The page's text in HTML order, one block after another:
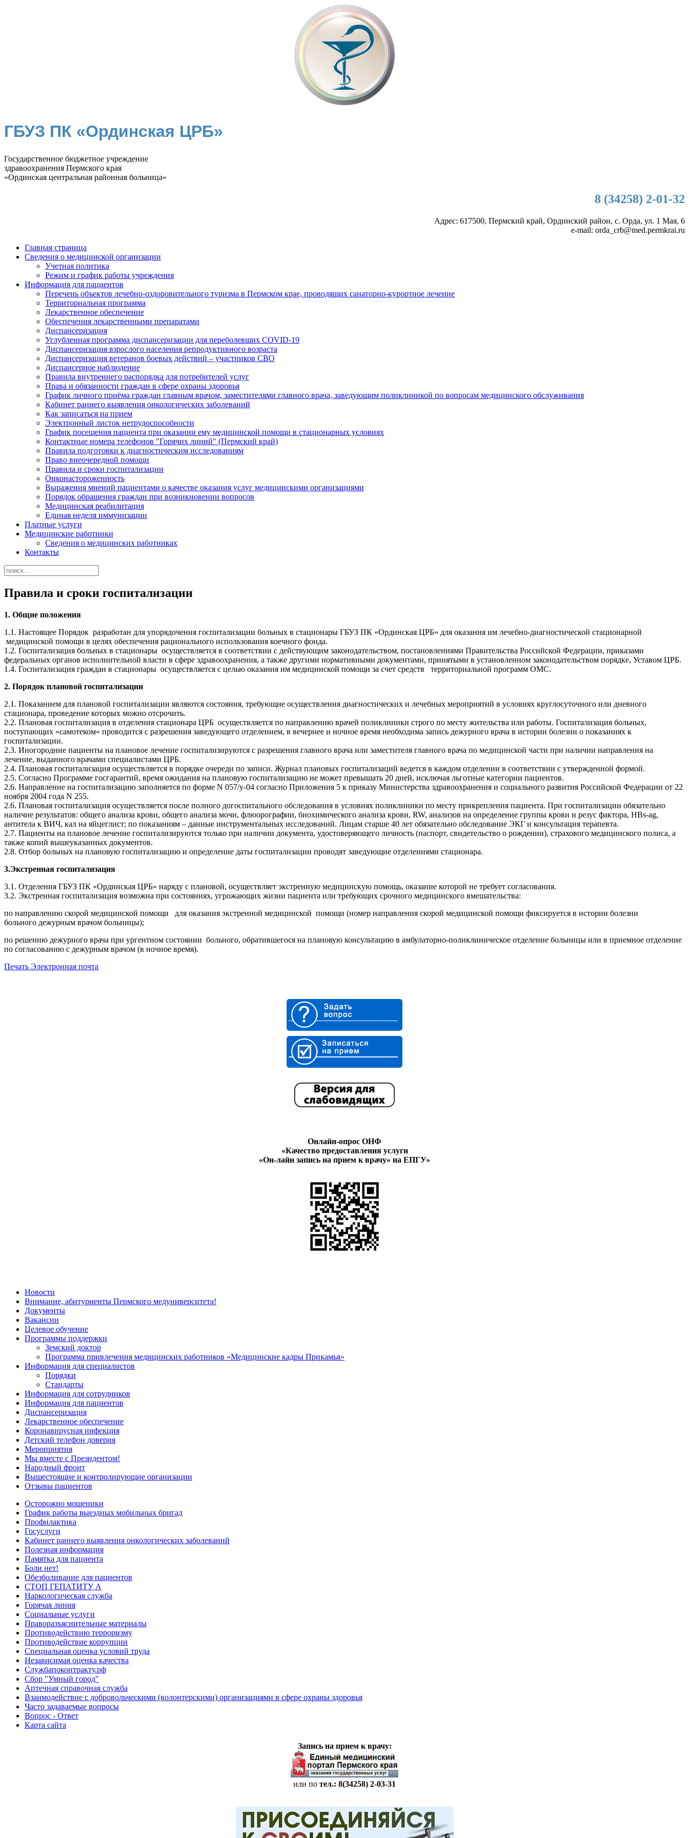
ГБУЗ ПК «Ординская ЦРБ»
Государственное бюджетное учреждение
здравоохранения Пермского края
«Ординская центральная районная больница»
8 (34258) 2-01-32
Адрес: 617500, Пермский край, Ординский район, с. Орда, ул. 1 Мая, 6
e-mail: orda_crb@med.permkrai.ru
Главная страница
Сведения о медицинской организации
Учетная политика
Режим и график работы учреждения
Информация для пациентов
Перечень объектов лечебно-оздоровительного туризма в Пермском крае, проводящих санаторно-курортное лечение
Территориальная программа
Лекарственное обеспечение
Обеспечения лекарственными препаратами
Диспансеризация
Углубленная программа диспансеризации для переболевших COVID-19
Диспансеризация взрослого населения репродуктивного возраста
Диспансеризация ветеранов боевых действий – участников СВО
Диспансерное наблюдение
Правила внутреннего распорядка для потребителей услуг
Права и обязанности граждан в сфере охраны здоровья
График личного приёма граждан главным врачом, заместителями главного врача, заведующим поликлиникой по вопросам медицинского обслуживания
Кабинет раннего выявления онкологических заболеваний
Как записаться на прием
Электронный листок нетрудоспособности
График посещения пациента при оказании ему медицинской помощи в стационарных условиях
Контактные номера телефонов "Горячих линий" (Пермский край)
Правила подготовки к диагностическим исследованиям
Право внеочередной помощи
Правила и сроки госпитализации
Онконастороженность
Выражения мнений пациентами о качестве оказания услуг медицинскими организациями
Порядок обращения граждан при возникновении вопросов
Медицинская реабилитация
Единая неделя иммунизации
Платные услуги
Медицинские работники
Сведения о медицинских работниках
Контакты
Правила и сроки госпитализации
1. Общие положения
1.1. Настоящее Порядок разработан для упорядочения госпитализации больных в стационары ГБУЗ ПК «Ординская ЦРБ» для оказания им лечебно-диагностической стационарной
медицинской помощи в целях обеспечения рационального использования коечного фонда.
1.2. Госпитализация больных в стационары осуществляется в соответствии с действующим законодательством, постановлениями Правительства Российской Федерации, приказами
федеральных органов исполнительной власти в сфере здравоохранения, а также другими нормативными документами, принятыми в установленном законодательством порядке, Уставом ЦРБ.
1.4. Госпитализация граждан в стационары осуществляется с целью оказания им медицинской помощи за счет средств территориальной программ ОМС.
2. Порядок плановой госпитализации
2.1. Показанием для плановой госпитализации являются состояния, требующие осуществления диагностических и лечебных мероприятий в условиях круглосуточного или дневного
стационара, проведение которых можно отсрочить.
2.2. Плановая госпитализация в отделения стационара ЦРБ осуществляется по направлению врачей поликлиники строго по месту жительства или работы. Госпитализация больных,
поступающих «самотеком» проводится с разрешения заведующего отделением, в вечернее и ночное время необходима запись дежурного врача в истории болезни о показаниях к
госпитализации.
2.3. Иногородние пациенты на плановое лечение госпитализируются с разрешения главного врача или заместителя главного врача по медицинской части при наличии направления на
лечение, выданного врачами специалистами ЦРБ.
2.4. Плановая госпитализация осуществляется в порядке очереди по записи. Журнал плановых госпитализаций ведется в каждом отделении в соответствии с утвержденной формой.
2.5. Согласно Программе госгарантий, время ожидания на плановую госпитализацию не может превышать 20 дней, исключая льготные категории пациентов.
2.6. Направление на госпитализацию заполняется по форме N 057/у-04 согласно Приложения 5 к приказу Министерства здравоохранения и социального развития Российской Федерации от 22
ноября 2004 года N 255.
2.6. Плановая госпитализация осуществляется после полного догоспитального обследования в условиях поликлиники по месту прикрепления пациента. При госпитализации обязательно
наличие результатов: общего анализа крови, общего анализа мочи, флюорографии, биохимического анализа крови, RW, анализов на определение группы крови и резус фактора, HBs-ag,
антитела к ВИЧ, кал на яйцеглист; по показаниям – данные инструментальных исследований. Лицам старше 40 лет обязательно обследование ЭКГ и консультация терапевта.
2.7. Пациенты на плановое лечение госпитализируются только при наличии документа, удостоверяющего личность (паспорт, свидетельство о рождении), страхового медицинского полиса, а
также копий вышеуказанных документов.
2.8. Отбор больных на плановую госпитализацию и определение даты госпитализации проводят заведующие отделениями стационара.
3.Экстренная госпитализация
3.1. Отделения ГБУЗ ПК «Ординская ЦРБ» наряду с плановой, осуществляет экстренную медицинскую помощь, оказание которой не требует согласования.
3.2. Экстренная госпитализация возможна при состояниях, угрожающих жизни пациента или требующих срочного медицинского вмешательства:
по направлению скорой медицинской помощи для оказания экстренной медицинской помощи (номер направления скорой медицинской помощи фиксируется в истории болезни
больного дежурным врачом больницы);
по решению дежурного врача при ургентном состоянии больного, обратившегося на плановую консультацию в амбулаторно-поликлиническое отделение больницы или в приемное отделение
по согласованию с дежурным врачом (в ночное время).
Печать Электронная почта
Онлайн-опрос ОНФ
«Качество предоставления услуги
«Он-лайн запись на прием к врачу» на ЕПГУ»
Новости
Внимание, абитуриенты Пермского медуниверситета!
Документы
Вакансии
Целевое обучение
Программы поддержки
Земский доктор
Программа привлечения медицинских работников «Медицинские кадры Прикамья»
Информация для специалистов
Порядки
Стандарты
Информация для сотрудников
Информация для пациентов
Диспансеризация
Лекарственное обеспечение
Коронавирусная инфекция
Детский телефон доверия
Мероприятия
Мы вместе с Президентом!
Народный фронт
Вышестоящие и контролирующие организации
Отзывы пациентов
Осторожно мошеники
График работы выездных мобильных бригад
Профилактика
Госуслуги
Кабинет раннего выявления онкологических заболеваний
Полезная информация
Памятка для пациента
Боли нет!
Обезболивание для пациентов
СТОП ГЕПАТИТУ А
Наркологическая служба
Горячая линия
Социальные услуги
Праворазъяснительные материалы
Противодействию терроризму
Противодействие коррупции
Специальная оценка условий труда
Независимая оценка качества
Службапоконтракту.рф
Сбор "Умный город"
Аптечная справочная служба
Взаимодействие с добровольческими (волонтерскими) организациями в сфере охраны здоровья
Часто задаваемые вопросы
Вопрос - Ответ
Карта сайта
Запись на прием к врачу:
или по тел.: 8(34258) 2-03-31